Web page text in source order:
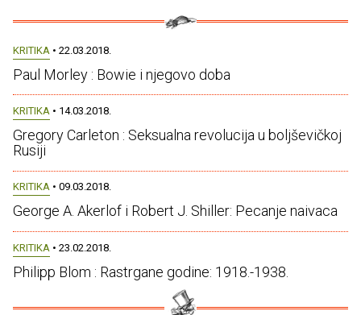
KRITIKA • 22.03.2018.
Paul Morley : Bowie i njegovo doba
KRITIKA • 14.03.2018.
Gregory Carleton : Seksualna revolucija u boljševičkoj
Rusiji
KRITIKA • 09.03.2018.
George A. Akerlof i Robert J. Shiller: Pecanje naivaca
KRITIKA • 23.02.2018.
Philipp Blom : Rastrgane godine: 1918.-1938.